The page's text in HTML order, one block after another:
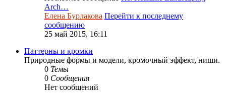
Arch…
Елена Бурлакова Перейти к последнему
сообщению
25 май 2015, 16:11
Паттерны и кромки
Природные формы и модели, кромочный эффект, ниши.
0 Темы
0 Сообщения
Нет сообщений